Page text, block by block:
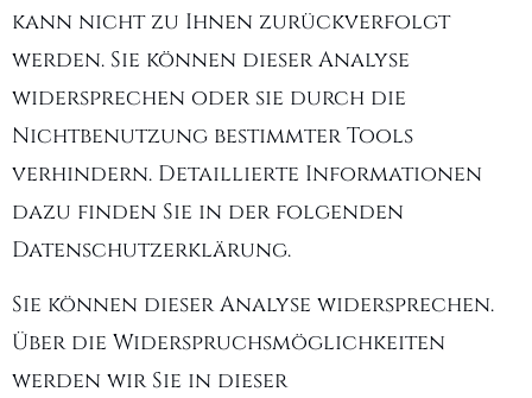
kann nicht zu Ihnen zurückverfolgt
werden. Sie können dieser Analyse
widersprechen oder sie durch die
Nichtbenutzung bestimmter Tools
verhindern. Detaillierte Informationen
dazu finden Sie in der folgenden
Datenschutzerklärung.
Sie können dieser Analyse widersprechen.
Über die Widerspruchsmöglichkeiten
werden wir Sie in dieser